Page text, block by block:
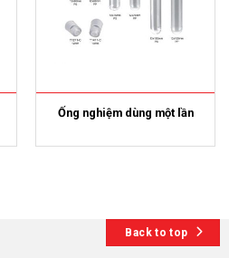
Ống nghiệm dùng một lần
Back to top